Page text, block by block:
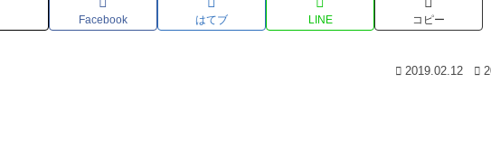
Facebook はてブ LINE コピー
2019.02.12